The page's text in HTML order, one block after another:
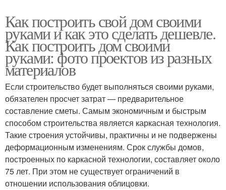
Как построить свой дом своими
руками и как это сделать дешевле.
Как построить дом своими
руками: фото проектов из разных
материалов
Если строительство будет выполняться своими руками,
обязателен просчет затрат — предварительное
составление сметы. Самым экономичным и быстрым
способом строительства является каркасная технология.
Такие строения устойчивы, практичны и не подвержены
деформационным изменениям. Срок службы домов,
построенных по каркасной технологии, составляет около
75 лет. При этом не существует ограничений в
отношении использования облицовки.